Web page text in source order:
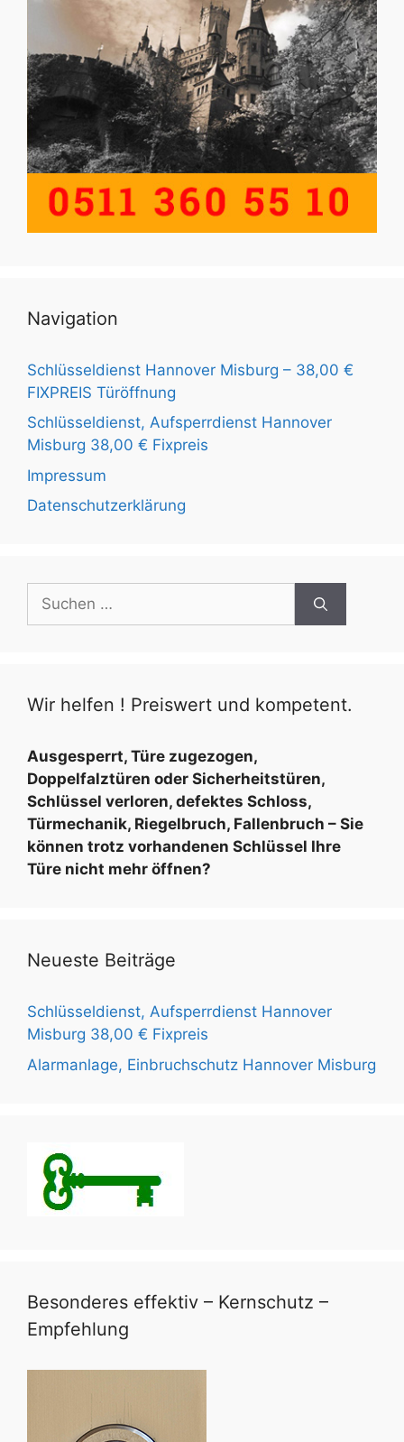
Navigation
Schlüsseldienst Hannover Misburg – 38,00 €
FIXPREIS Türöffnung
Schlüsseldienst, Aufsperrdienst Hannover
Misburg 38,00 € Fixpreis
Impressum
Datenschutzerklärung
n
a
c
h
:
Wir helfen ! Preiswert und kompetent.
Ausgesperrt, Türe zugezogen,
Doppelfalztüren oder Sicherheitstüren,
Schlüssel verloren, defektes Schloss,
Türmechanik, Riegelbruch, Fallenbruch – Sie
können trotz vorhandenen Schlüssel Ihre
Türe nicht mehr öffnen?
Neueste Beiträge
Schlüsseldienst, Aufsperrdienst Hannover
Misburg 38,00 € Fixpreis
Alarmanlage, Einbruchschutz Hannover Misburg
Besonderes effektiv – Kernschutz –
Empfehlung